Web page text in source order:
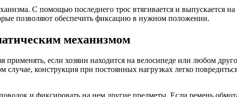
С помощью последнего трос втягивается и выпускается
позволяют обеспечить фиксацию в нужном положении.
механизмом
применять, если хозяин находится на велосипеде или любом
конструкция при постоянных нагрузках легко